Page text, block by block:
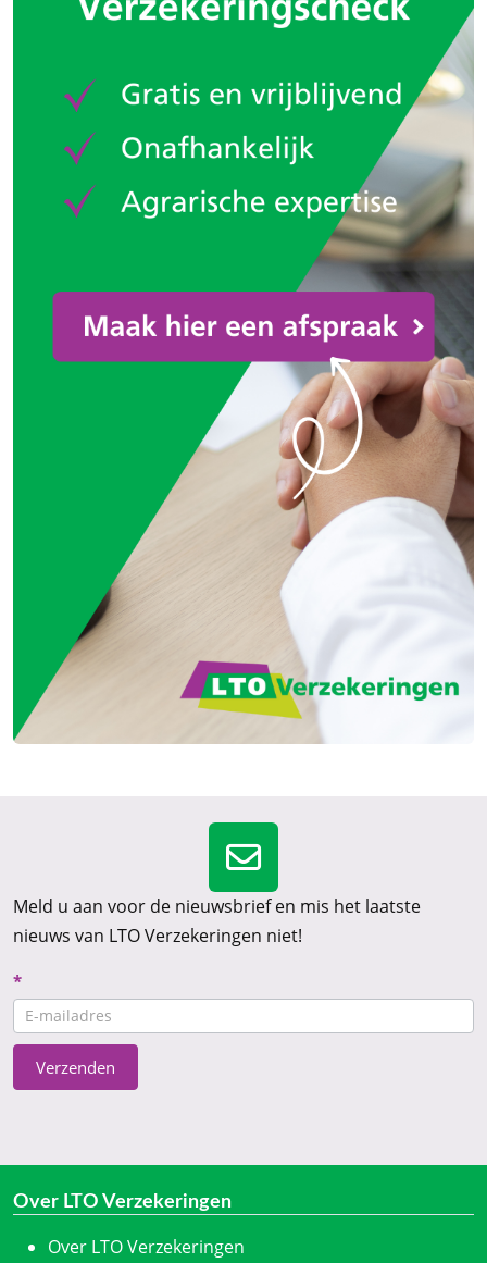
Meld u aan voor de nieuwsbrief en mis het laatste
nieuws van LTO Verzekeringen niet!
Nieuwsbrief
CTA
*
Verzenden
Over LTO Verzekeringen
Over LTO Verzekeringen